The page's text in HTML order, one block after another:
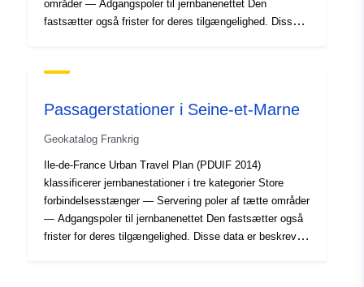
områder — Adgangspoler til jernbanenettet Den
fastsætter også frister for deres tilgængelighed. Disse
Passagerstationer i Seine-et-Marne
Geokatalog Frankrig
Ile-de-France Urban Travel Plan (PDUIF 2014)
klassificerer jernbanestationer i tre kategorier Store
forbindelsesstænger — Servering poler af tætte områder
— Adgangspoler til jernbanenettet Den fastsætter også
frister for deres tilgængelighed. Disse data er beskrevet